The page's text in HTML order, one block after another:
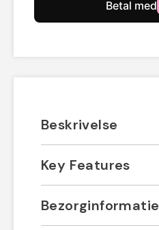
Beskrivelse
Key Features
Bezorginformatie